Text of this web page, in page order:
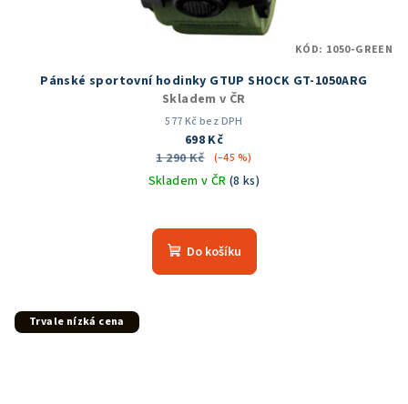
Pánské sportovní hodinky GTUP SHOCK GT-1050ARG
Skladem v ČR
577 Kč bez DPH
698 Kč
1 290 Kč
(–45 %)
Skladem v ČR (8 ks)
hodnocení
produktu
Do košíku
KÓD: 1050-GREEN
Trvale nízká cena